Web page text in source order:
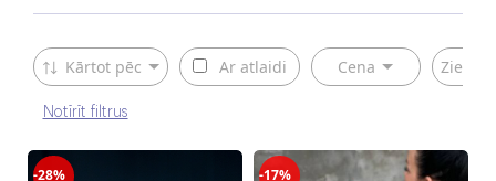
Kārtot pēc Ar atlaidi Cena Ziedu
Notīrīt filtrus
-28% -17%